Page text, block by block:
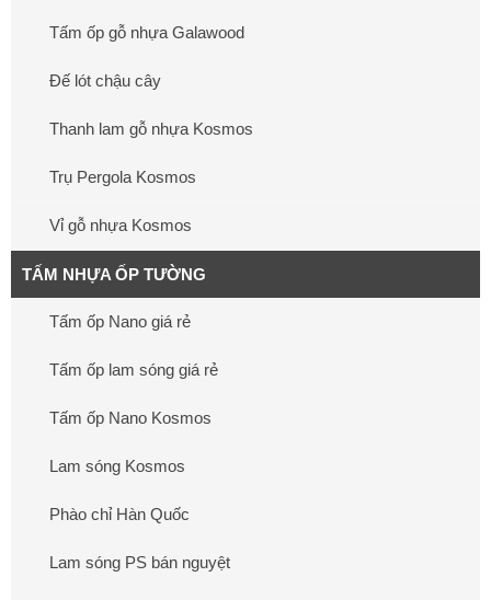
Tấm ốp gỗ nhựa Galawood
Đế lót chậu cây
Thanh lam gỗ nhựa Kosmos
Trụ Pergola Kosmos
Vỉ gỗ nhựa Kosmos
TẤM NHỰA ỐP TƯỜNG
Tấm ốp Nano giá rẻ
Tấm ốp lam sóng giá rẻ
Tấm ốp Nano Kosmos
Lam sóng Kosmos
Phào chỉ Hàn Quốc
Lam sóng PS bán nguyệt